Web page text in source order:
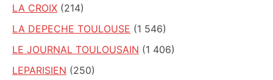
LA CROIX (214)
LA DEPECHE TOULOUSE (1 546)
LE JOURNAL TOULOUSAIN (1 406)
LEPARISIEN (250)